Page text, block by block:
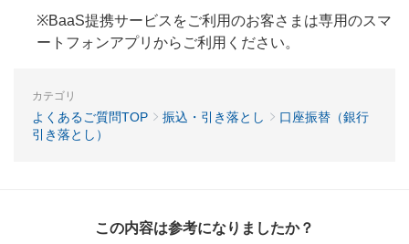
※BaaS提携サービスをご利用のお客さまは専用のスマ
ートフォンアプリからご利用ください。
カテゴリ
よくあるご質問TOP 振込・引き落とし
口座振替（銀行
引き落とし）
この内容は参考になりましたか？